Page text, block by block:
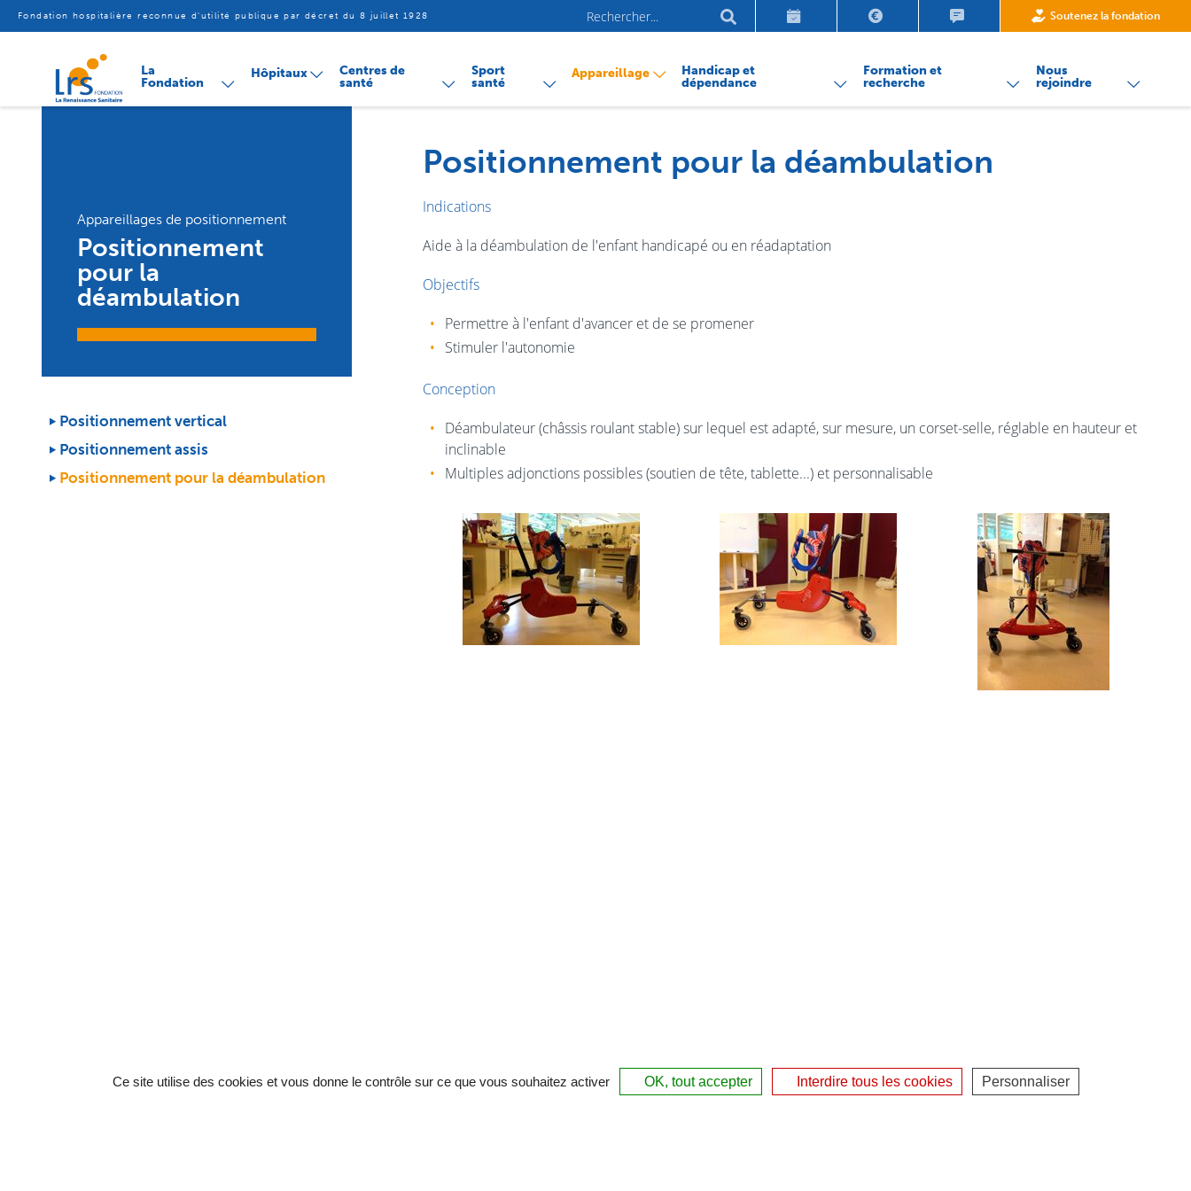
Fondation hospitalière reconnue d'utilité publique par décret du 8 juillet 1928
contenu
Demande de rendez-vousPaiement de ma facture Soutenez la fondation
Mots-
clés
Aller
au
La
Fondation
Hôpitaux
Centres de
santé
Sport
santé
Appareillage
Handicap et
dépendance
Formation et
recherche
Nous
rejoindre
Positionnement pour la déambulation
Indications
Aide à la déambulation de l'enfant handicapé ou en réadaptation
Objectifs
Permettre à l'enfant d'avancer et de se promener
Stimuler l'autonomie
Conception
Déambulateur (châssis roulant stable) sur lequel est adapté, sur mesure, un corset-selle, réglable en hauteur et
inclinable
Multiples adjonctions possibles (soutien de tête, tablette...) et personnalisable
Appareillages de positionnement
Positionnement
pour la
déambulation
au
Positionnement vertical
Positionnement assis
Positionnement pour la déambulation
Ce site utilise des cookies et vous donne le contrôle sur ce que vous souhaitez activer OK, tout accepter Interdire tous les cookies Personnaliser